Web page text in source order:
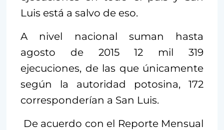
Luis está a salvo de eso.
A nivel nacional suman hasta
agosto de 2015 12 mil 319
ejecuciones, de las que únicamente
según la autoridad potosina, 172
corresponderían a San Luis.
De acuerdo con el Reporte Mensual